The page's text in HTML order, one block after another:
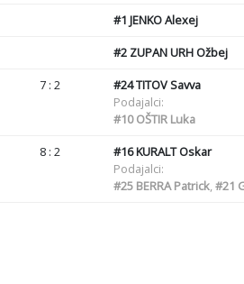
#1 JENKO Alexej
#2ZUPAN URH Ožbej
7 : 2 #24TITOV Savva
Podajalci:
#10OŠTIR Luka
8 : 2 #16KURALT Oskar
Podajalci:
#25BERRA Patrick,#21